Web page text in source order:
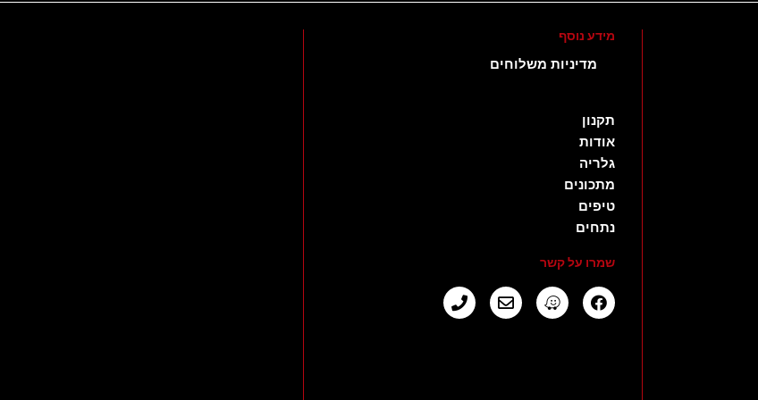
מידע נוסף
מדיניות משלוחים
תקנון
אודות
גלריה
מתכונים
טיפים
נתחים
שמרו על קשר